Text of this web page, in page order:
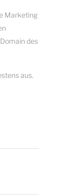
Marketing
des
aus.